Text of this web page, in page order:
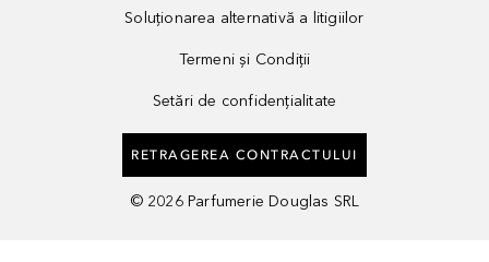
Soluționarea alternativă a litigiilor
Termeni și Condiții
Setări de confidențialitate
RETRAGEREA CONTRACTULUI
© 2026 Parfumerie Douglas SRL